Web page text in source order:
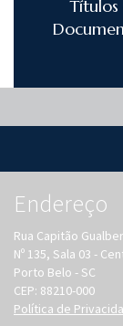
Títulos
Endereço
Rua Capitão
Nº 135, Sala 03 -
Porto Belo - SC
CEP: 88210-000
Política de